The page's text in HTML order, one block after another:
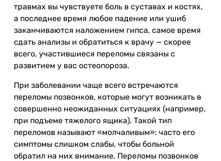
травмах вы чувствуете боль в суставах и костях,
а последнее время любое падение или ушиб
заканчиваются наложением гипса, самое время
сдать анализы и обратиться к врачу — скорее
всего, участившиеся переломы связаны с
развитием у вас остеопороза.
При заболевании чаще всего встречаются
переломы позвонков, которые могут возникать в
совершенно неожиданных ситуациях (например,
при подъеме тяжелого ящика). Такой тип
переломов называют «молчаливым»: часто его
симптомы слишком слабы, чтобы больной
обратил на них внимание. Переломы позвонков